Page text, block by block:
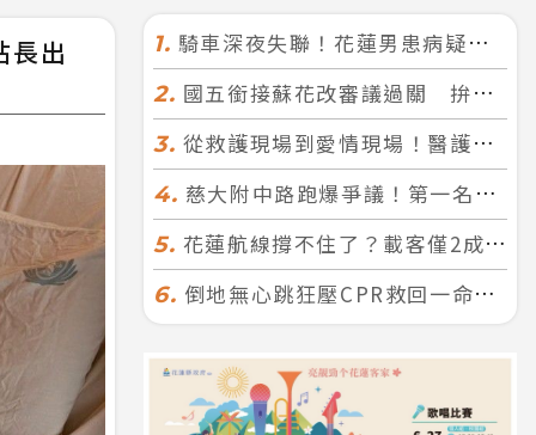
長出 1. 騎車深夜失聯！花蓮男患病疑迷途 警徒步百米急尋救回一命
2. 國五銜接蘇花改審議過關 拚明年七月前開工！台北花蓮2小時生活圈成形
3. 從救護現場到愛情現場！醫護×消防浪漫聯誼 32人配對成功5對
4. 慈大附中路跑爆爭議！第一名遭拔又改並列 家長怒：難以接受
5. 花蓮航線撐不住了？載客僅2成、年虧7000萬 華信喊：真的快飛不下去
6. 倒地無心跳狂壓CPR救回一命！警手傷撕裂仍不放手 竟救到藝人何篤霖哥哥